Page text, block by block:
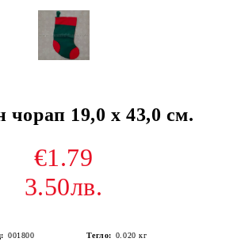
чорап 19,0 х 43,0 см.
€1.79
3.50лв.
001800 Тегло: 0.020 кг